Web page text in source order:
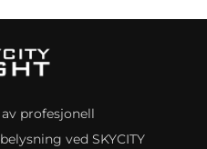
profesjonell
ved SKYCITY